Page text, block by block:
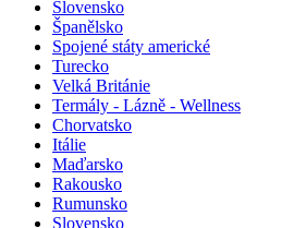
Slovensko
Španělsko
Spojené státy americké
Turecko
Velká Británie
Termály - Lázně - Wellness
Chorvatsko
Itálie
Maďarsko
Rakousko
Rumunsko
Slovensko